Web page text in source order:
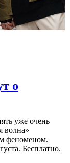
о
уже очень
волна»
феноменом.
Бесплатно.